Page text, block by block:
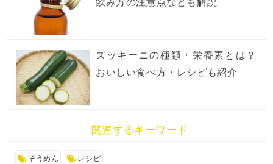
飲み方の注意点なども解説
ズッキーニの種類・栄養素とは？
おいしい食べ方・レシピも紹介
関連するキーワード
そうめん レシピ